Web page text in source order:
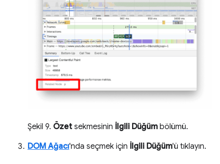
Şekil 9. Özet sekmesinin İlgili Düğüm bölümü.
DOM Ağacı'nda seçmek için İlgili Düğüm'ü tıklayın.